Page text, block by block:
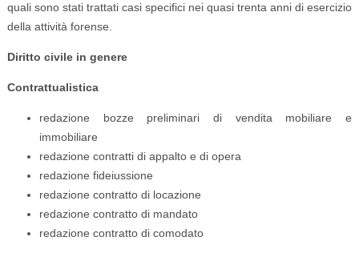
quali sono stati trattati casi specifici nei quasi trenta anni di esercizio
della attività forense.
Diritto civile in genere
Contrattualistica
redazione bozze preliminari di vendita mobiliare e
immobiliare
redazione contratti di appalto e di opera
redazione fideiussione
redazione contratto di locazione
redazione contratto di mandato
redazione contratto di comodato